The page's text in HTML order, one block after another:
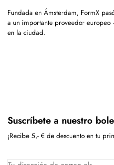
Fundada en Ámsterdam, FormX
a un importante proveedor
en la ciudad.
Suscríbete a nuestro
¡Recibe 5,- € de descuento en tu